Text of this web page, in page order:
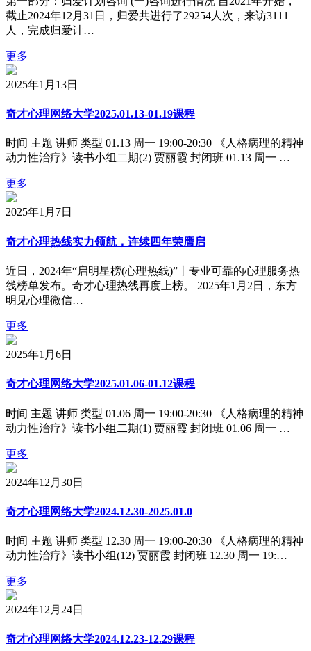
截止2024年12月31日，归爱共进行了29254人次，来访3111
人，完成归爱计…
更多
2025年1月13日
奇才心理网络大学2025.01.13-01.19课程
时间 主题 讲师 类型 01.13 周一 19:00-20:30 《人格病理的精神
动力性治疗》读书小组二期(2) 贾丽霞 封闭班 01.13 周一 …
更多
2025年1月7日
奇才心理热线实力领航，连续四年荣膺启
近日，2024年“启明星榜(心理热线)”丨专业可靠的心理服务热
线榜单发布。奇才心理热线再度上榜。 2025年1月2日，东方
明见心理微信…
更多
2025年1月6日
奇才心理网络大学2025.01.06-01.12课程
时间 主题 讲师 类型 01.06 周一 19:00-20:30 《人格病理的精神
动力性治疗》读书小组二期(1) 贾丽霞 封闭班 01.06 周一 …
更多
2024年12月30日
奇才心理网络大学2024.12.30-2025.01.0
时间 主题 讲师 类型 12.30 周一 19:00-20:30 《人格病理的精神
动力性治疗》读书小组(12) 贾丽霞 封闭班 12.30 周一 19:…
更多
2024年12月24日
奇才心理网络大学2024.12.23-12.29课程